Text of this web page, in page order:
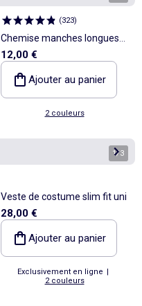
(323)
Chemise manches longues
oxford
12,00 €
Ajouter au panier
2 couleurs
1/3
Veste de costume slim fit uni
28,00 €
Ajouter au panier
Exclusivement en ligne |
2 couleurs